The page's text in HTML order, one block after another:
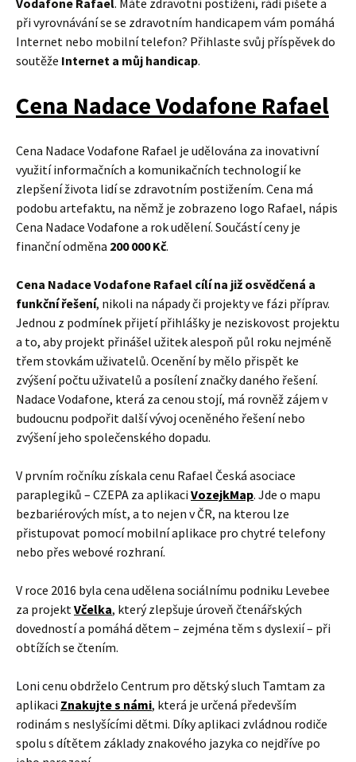
Cena Nadace Vodafone Rafael
Cena Nadace Vodafone Rafael je udělována za inovativní
zlepšení života lidí se zdravotním postižením. Cena má
podobu artefaktu, na němž je zobrazeno logo Rafael, nápis
Cena Nadace Vodafone a rok udělení. Součástí ceny je
finanční odměna200 000 Kč
Cena Nadace Vodafone Rafael cílí na již osvědčená a
funkční řešení, nikoli na nápady či projekty ve fázi příprav.
Jednou z podmínek přijetí přihlášky je neziskovost projektu
a to, aby projekt přinášel užitek alespoň půl roku nejméně
třem stovkám uživatelů. Ocenění by mělo přispět ke
zvýšení počtu uživatelů a posílení značky daného řešení.
Nadace Vodafone, která za cenou stojí, má rovněž zájem v
budoucnu podpořit další vývoj oceněného řešení nebo
zvýšení jeho společenského dopadu.
V prvním ročníku získala cenu Rafael Česká asociace
paraplegiků – CZEPA za aplikaciVozejkMap . Jde o mapu
bezbariérových míst, a to nejen v ČR, na kterou lze
přistupovat pomocí mobilní aplikace pro chytré telefony
nebo přes webové rozhraní.
V roce 2016 byla cena udělena sociálnímu podniku Levebee
za projekt Včelka, který zlepšuje úroveň čtenářských
dovedností a pomáhá dětem – zejména těm s dyslexií – při
obtížích se čtením.
Loni cenu obdrželo Centrum pro dětský sluch Tamtam za
aplikaciZnakujte s námi, která je určená především
rodinám s neslyšícími dětmi. Díky aplikaci zvládnou rodiče
spolu s dítětem základy znakového jazyka co nejdříve po
O cenu Rafael se mohou ucházet neziskové organizace,
sociální podniky, obecně prospěšné společnosti, nadace
a nadační fondy, ústavy, sociální firmy, komerční